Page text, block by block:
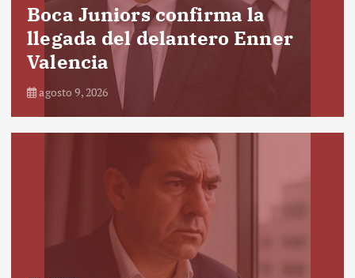
Boca Juniors confirma la
llegada del delantero Enner
Valencia
agosto 9, 2026